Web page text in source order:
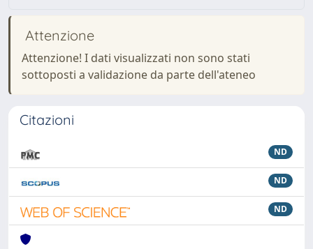
Attenzione
Attenzione! I dati visualizzati non sono stati
sottoposti a validazione da parte dell'ateneo
Citazioni
ND
ND
ND